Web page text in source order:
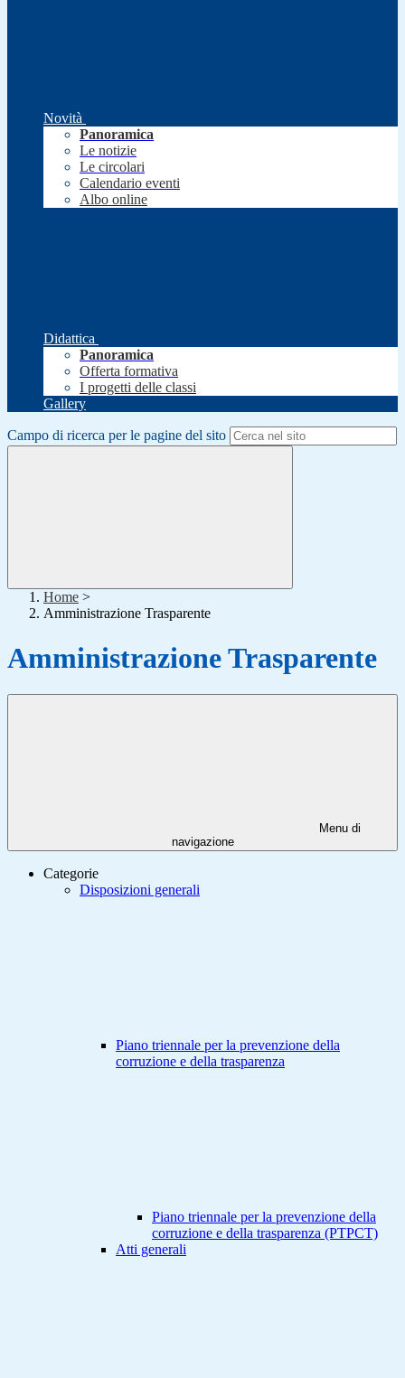
Novità
Panoramica
Le notizie
Le circolari
Calendario eventi
Albo online
Didattica
Panoramica
Offerta formativa
I progetti delle classi
Gallery
Campo di ricerca per le pagine del sito
Home >
Amministrazione Trasparente
Amministrazione Trasparente
Menu di
navigazione
Categorie
Disposizioni generali
Piano triennale per la prevenzione della
corruzione e della trasparenza
Piano triennale per la prevenzione della
corruzione e della trasparenza (PTPCT)
Atti generali